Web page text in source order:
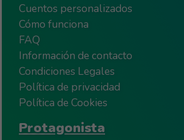
Cuentos personalizados
Cómo funciona
FAQ
Información de contacto
Condiciones Legales
Política de privacidad
Política de Cookies
Protagonista